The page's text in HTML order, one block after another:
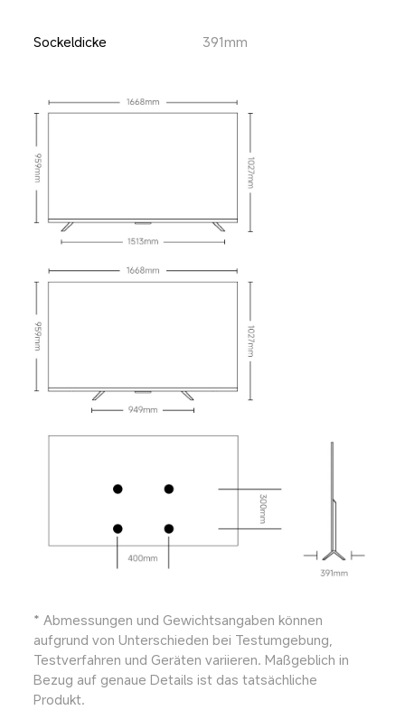
Sockeldicke 391mm
* Abmessungen und Gewichtsangaben können
aufgrund von Unterschieden bei Testumgebung,
Testverfahren und Geräten variieren. Maßgeblich in
Bezug auf genaue Details ist das tatsächliche
Produkt.